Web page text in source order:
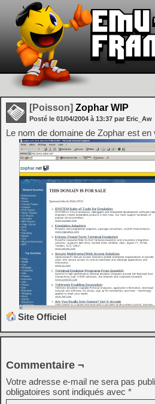
[Poisson] Zophar WIP
Posté le 01/04/2004 à 13:37 par Eric_Aw
Le nom de domaine de Zophar est en
Site Officiel
Commentaire ¬
Votre adresse e-mail ne sera pas
obligatoires sont indiqués avec *